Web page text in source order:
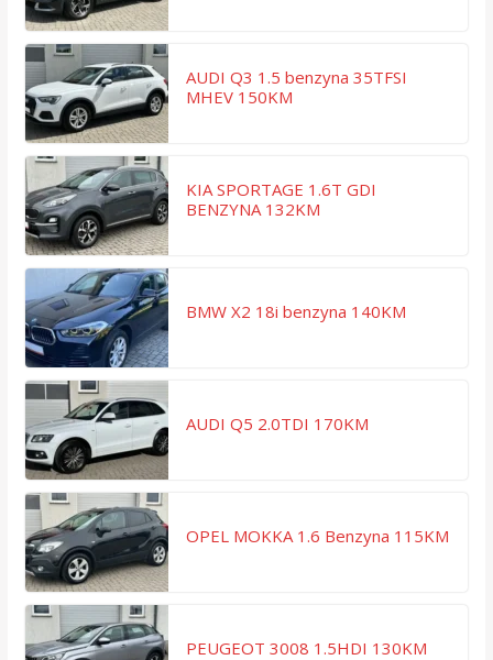
AUDI Q3 1.5 benzyna 35TFSI
MHEV 150KM
KIA SPORTAGE 1.6T GDI
BENZYNA 132KM
BMW X2 18i benzyna 140KM
AUDI Q5 2.0TDI 170KM
OPEL MOKKA 1.6 Benzyna 115KM
PEUGEOT 3008 1.5HDI 130KM